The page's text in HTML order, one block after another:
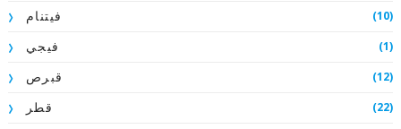
فيتنام (10)
فيجي (1)
قبرص (12)
قطر (22)